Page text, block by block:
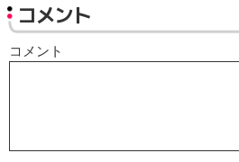
コメント
コメント